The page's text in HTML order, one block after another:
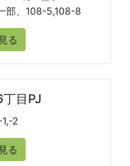
部、108-5,108-8
る
目PJ
2
る